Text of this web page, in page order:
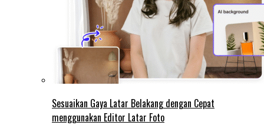
Sesuaikan Gaya Latar Belakang dengan Cepat
menggunakan Editor Latar Foto